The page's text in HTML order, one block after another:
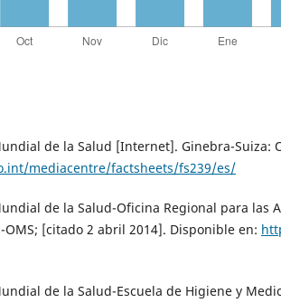
de la Salud [Internet]. Ginebra-Suiza:
mediacentre/factsheets/fs239/es/
de la Salud-Oficina Regional para las
OMS; [citado 2 abril 2014]. Disponible en:
de la Salud-Escuela de Higiene y